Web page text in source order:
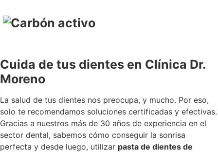
Cuida de tus dientes en Clínica Dr.
Moreno
La salud de tus dientes nos preocupa, y mucho. Por eso,
solo te recomendamos soluciones certificadas y efectivas.
Gracias a nuestros más de 30 años de experiencia en el
sector dental, sabemos cómo conseguir la sonrisa
perfecta y desde luego, utilizar pasta de dientes de